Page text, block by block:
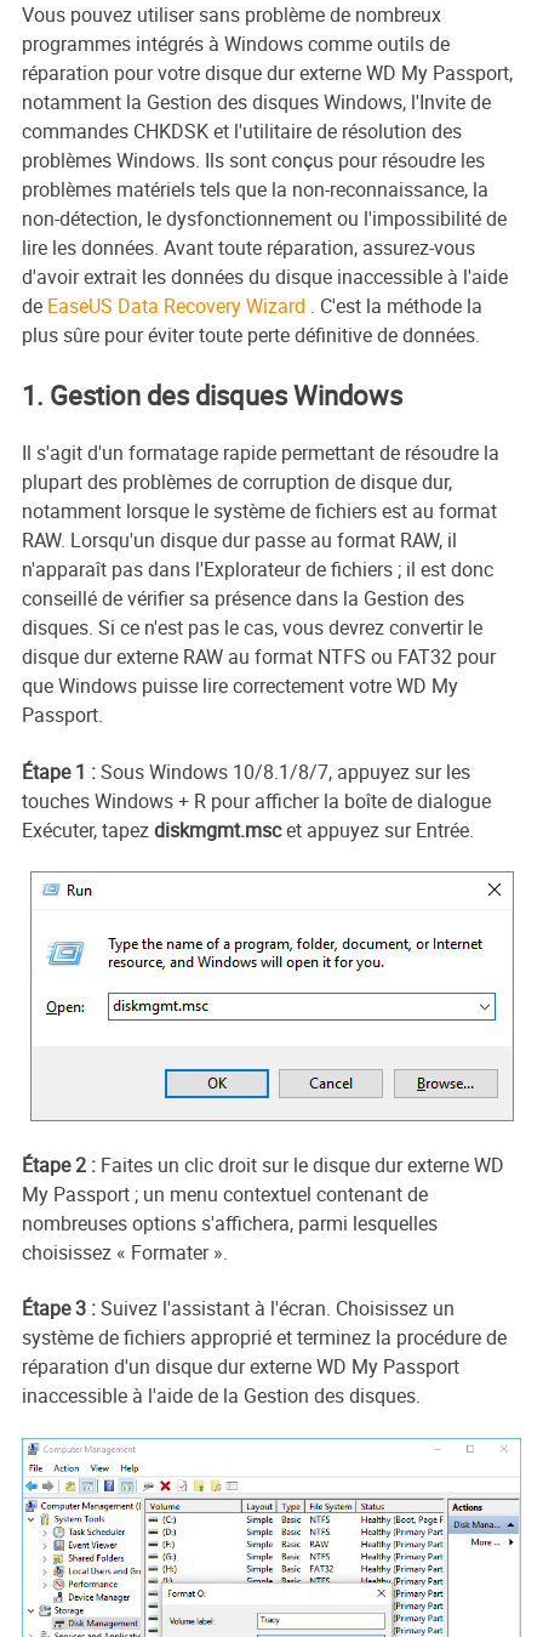
Vous pouvez utiliser sans problème de nombreux
programmes intégrés à Windows comme outils de
réparation pour votre disque dur externe WD My Passport,
notamment la Gestion des disques Windows, l'Invite de
commandes CHKDSK et l'utilitaire de résolution des
problèmes Windows. Ils sont conçus pour résoudre les
problèmes matériels tels que la non-reconnaissance, la
non-détection, le dysfonctionnement ou l'impossibilité de
lire les données. Avant toute réparation, assurez-vous
d'avoir extrait les données du disque inaccessible à l'aide
de EaseUS Data Recovery Wizard . C'est la méthode la
plus sûre pour éviter toute perte définitive de données.
1. Gestion des disques Windows
Il s'agit d'un formatage rapide permettant de résoudre la
plupart des problèmes de corruption de disque dur,
notamment lorsque le système de fichiers est au format
RAW. Lorsqu'un disque dur passe au format RAW, il
n'apparaît pas dans l'Explorateur de fichiers ; il est donc
conseillé de vérifier sa présence dans la Gestion des
disques. Si ce n'est pas le cas, vous devrez convertir le
disque dur externe RAW au format NTFS ou FAT32 pour
que Windows puisse lire correctement votre WD My
Passport.
Étape 1 :Sous Windows 10/8.1/8/7, appuyez sur les
touches Windows + R pour afficher la boîte de dialogue
Exécuter, tapezdiskmgmt.mscet appuyez sur Entrée.
Étape 2 :Faites un clic droit sur le disque dur externe WD
My Passport ; un menu contextuel contenant de
nombreuses options s'affichera, parmi lesquelles
choisissez « Formater ».
Étape 3 :Suivez l'assistant à l'écran. Choisissez un
système de fichiers approprié et terminez la procédure de
réparation d'un disque dur externe WD My Passport
inaccessible à l'aide de la Gestion des disques.